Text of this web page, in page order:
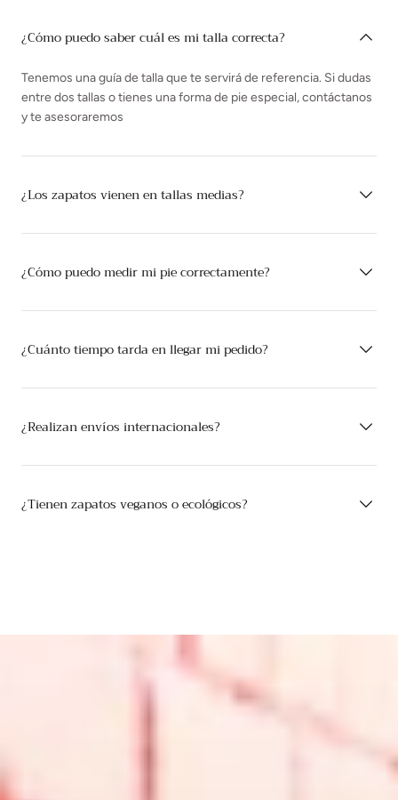
¿Cómo puedo saber cuál es mi talla correcta?
Tenemos una guía de talla que te servirá de referencia. Si dudas
entre dos tallas o tienes una forma de pie especial, contáctanos
y te asesoraremos
¿Los zapatos vienen en tallas medias?
¿Cómo puedo medir mi pie correctamente?
¿Cuánto tiempo tarda en llegar mi pedido?
¿Realizan envíos internacionales?
¿Tienen zapatos veganos o ecológicos?